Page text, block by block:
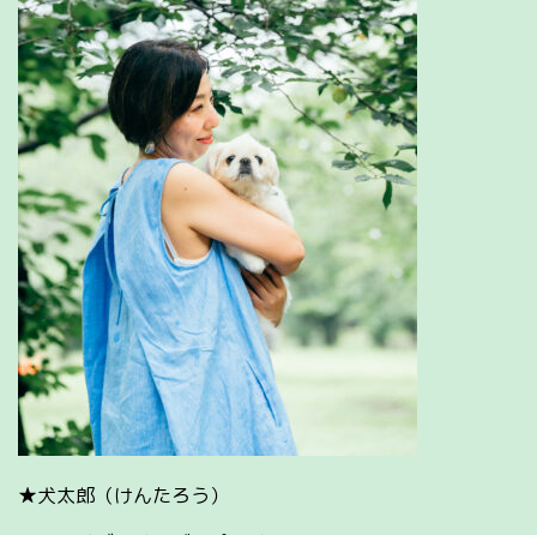
★犬太郎（けんたろう）